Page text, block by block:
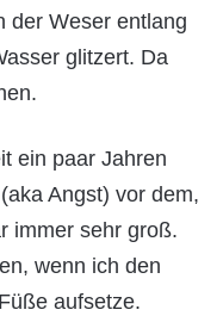
der Weser entlang
glitzert. Da
ein paar Jahren
Angst) vor dem,
immer sehr groß.
wenn ich den
aufsetze.